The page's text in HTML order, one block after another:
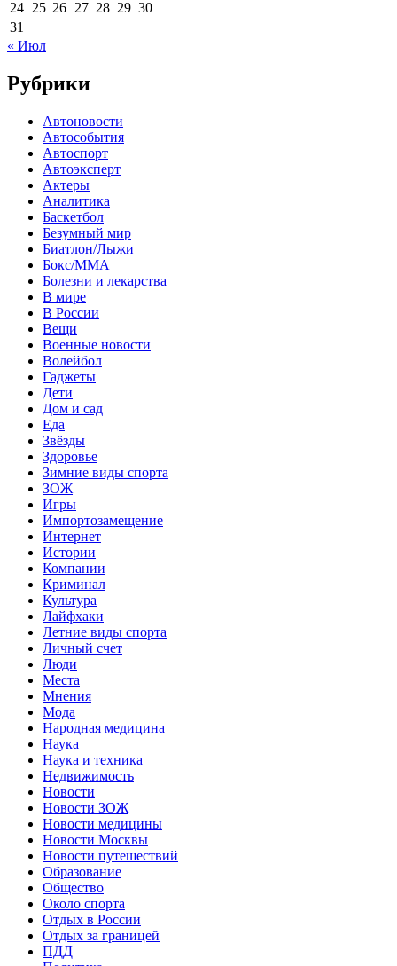
24 25 26 27 28 29 30
31
« Июл
Рубрики
Автоновости
Автособытия
Автоспорт
Автоэксперт
Актеры
Аналитика
Баскетбол
Безумный мир
Биатлон/Лыжи
Бокс/MMA
Болезни и лекарства
В мире
В России
Вещи
Военные новости
Волейбол
Гаджеты
Дети
Дом и сад
Еда
Звёзды
Здоровье
Зимние виды спорта
ЗОЖ
Игры
Импортозамещение
Интернет
Истории
Компании
Криминал
Культура
Лайфхаки
Летние виды спорта
Личный счет
Люди
Места
Мнения
Мода
Народная медицина
Наука
Наука и техника
Недвижимость
Новости
Новости ЗОЖ
Новости медицины
Новости Москвы
Новости путешествий
Образование
Общество
Около спорта
Отдых в России
Отдых за границей
ПДД